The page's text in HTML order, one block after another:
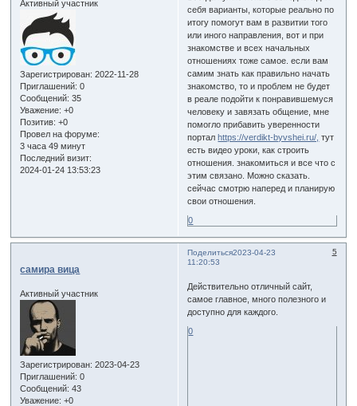
Активный участник
Зарегистрирован: 2022-11-28
Приглашений: 0
Сообщений: 35
Уважение: +0
Позитив: +0
Провел на форуме:
3 часа 49 минут
Последний визит:
2024-01-24 13:53:23
себя варианты, которые реально по
итогу помогут вам в развитии того
или иного направления, вот и при
знакомстве и всех начальных
отношениях тоже самое. если вам
самим знать как правильно начать
знакомство, то и проблем не будет
в реале подойти к понравившемуся
человеку и завязать общение, мне
помогло прибавить уверенности
порталhttps://verdikt-byvshei.ru/, тут
есть видео уроки, как строить
отношения. знакомиться и все что с
этим связано. Можно сказать.
сейчас смотрю наперед и планирую
свои отношения.
0
Поделиться 5
2023-04-23
11:20:53
самира вица
Активный участник
Зарегистрирован: 2023-04-23
Приглашений: 0
Сообщений: 43
Уважение: +0
Действительно отличный сайт,
самое главное, много полезного и
доступно для каждого.
0